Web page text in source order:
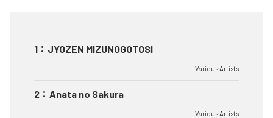
1 ： JYOZEN MIZUNOGOTOSI
Various Artists
2 ： Anata no Sakura
Various Artists